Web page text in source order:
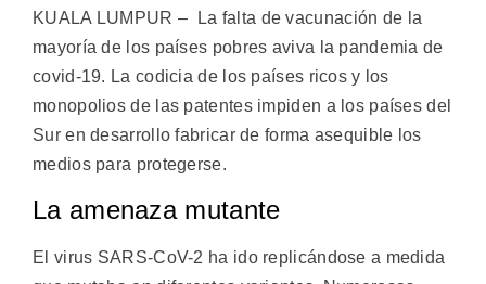
KUALA LUMPUR – La falta de vacunación de la
mayoría de los países pobres aviva la pandemia de
covid-19. La codicia de los países ricos y los
monopolios de las patentes impiden a los países del
Sur en desarrollo fabricar de forma asequible los
medios para protegerse.
La amenaza mutante
El virus SARS-CoV-2 ha ido replicándose a medida